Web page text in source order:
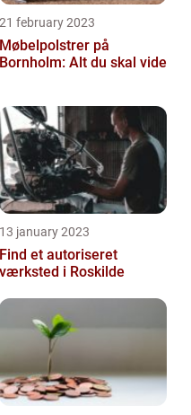
21 february 2023
Møbelpolstrer på
Bornholm: Alt du skal vide
13 january 2023
Find et autoriseret
værksted i Roskilde